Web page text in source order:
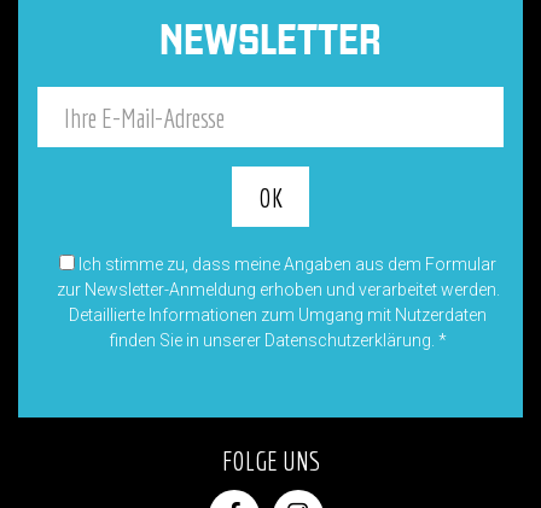
NEWSLETTER
Ich stimme zu, dass meine Angaben aus dem Formular
zur Newsletter-Anmeldung erhoben und verarbeitet werden.
Detaillierte Informationen zum Umgang mit Nutzerdaten
finden Sie in unserer Datenschutzerklärung. *
FOLGE UNS